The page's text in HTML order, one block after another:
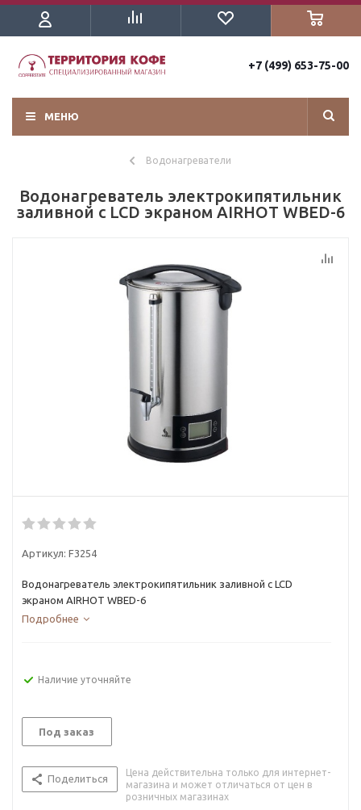
+7 (499) 653-75-00
МЕНЮ
Водонагреватели
Водонагреватель электрокипятильник
заливной с LCD экраном AIRHOT WBED-6
Артикул: F3254
Водонагреватель электрокипятильник заливной с LCD
экраном AIRHOT WBED-6
Подробнее
Наличие уточняйте
Под заказ
Поделиться
Цена действительна только для интернет-
магазина и может отличаться от цен в
розничных магазинах